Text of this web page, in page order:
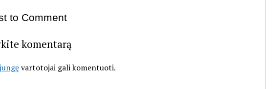
to Comment
komentarą
vartotojai gali komentuoti.